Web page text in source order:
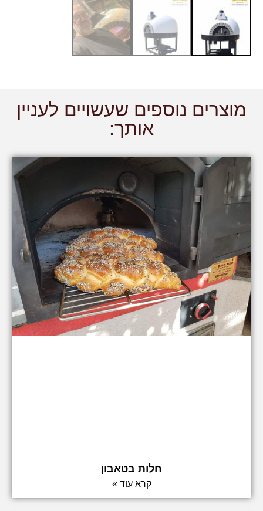
מוצרים נוספים שעשויים לעניין
אותך:
חלות בטאבון
קרא עוד »